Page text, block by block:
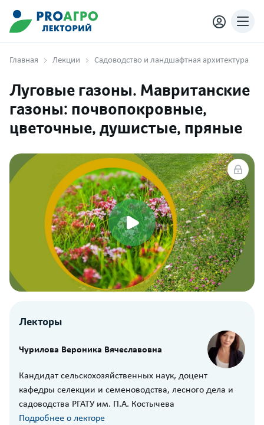
Главная Лекции Садоводство и ландшафтная архитектура
Луговые газоны. Мавританские
газоны: почвопокровные,
цветочные, душистые, пряные
Лекторы
Чурилова Вероника Вячеславовна
Кандидат сельскохозяйственных наук, доцент
кафедры селекции и семеноводства, лесного дела и
садоводства РГАТУ им. П.А. Костычева
Подробнее о лекторе